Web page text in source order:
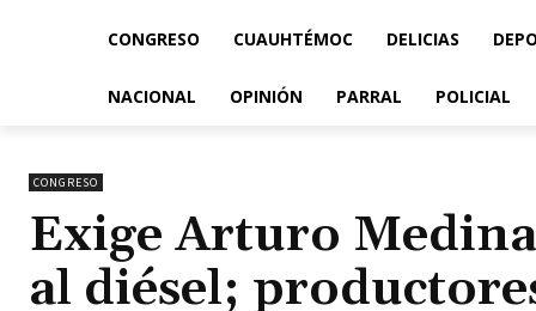
CONGRESO CUAUHTÉMOC DELICIAS
NACIONAL OPINIÓN PARRAL POLICIAL
CONGRESO
Exige Arturo
al diésel;